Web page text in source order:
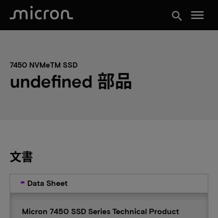
search menu
7450 NVMeTM SSD
undefined 部品
文書
Data Sheet
Micron 7450 SSD Series Technical Product